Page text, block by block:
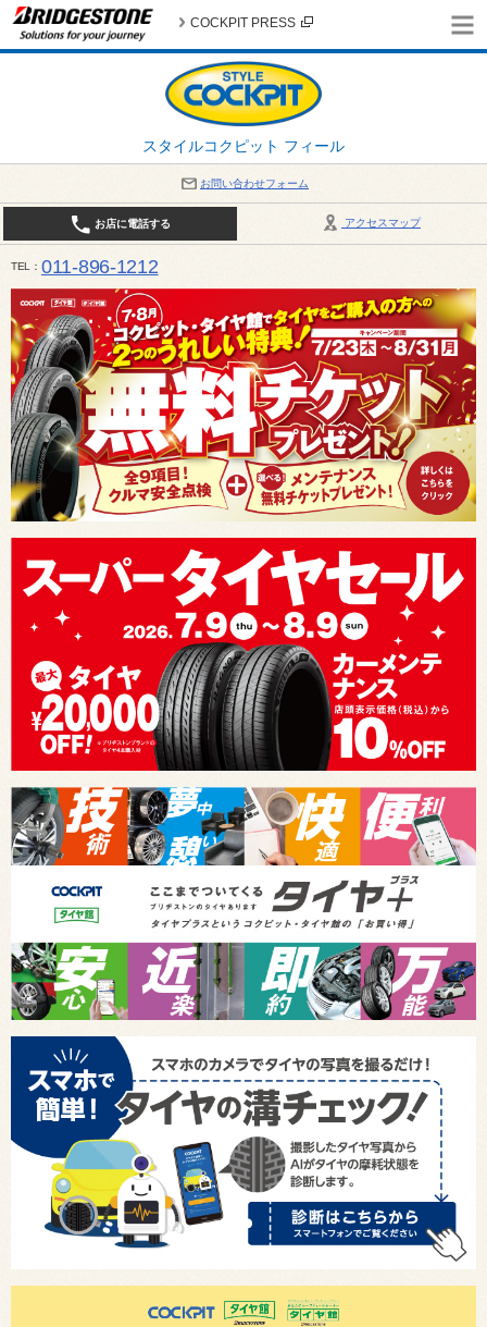
スタイルコクピット フィール
COCKPIT PRESS
お問い合わせフォーム
アクセスマップ
お店に電話する
TEL 011-896-1212
平日・日・祝日：作業受付10:00～17:30 、商談受付は10:00～18:00 まで 営業時間は10:00～
受け出来ない場合がございます。店舗までお問い合わせください。電話も込み合うことが予想さ
日：2026年8月の定休日 毎週 火曜日と水曜日 8月10日(月曜日) から 8月14日(金曜